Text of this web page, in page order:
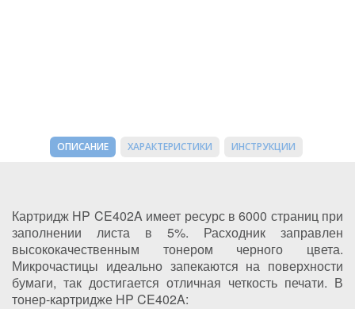
ОПИСАНИЕ ХАРАКТЕРИСТИКИ ИНСТРУКЦИИ
Картридж HP CE402A имеет ресурс в 6000 страниц при
заполнении листа в 5%. Расходник заправлен
высококачественным тонером черного цвета.
Микрочастицы идеально запекаются на поверхности
бумаги, так достигается отличная четкость печати. В
тонер-картридже HP CE402A: